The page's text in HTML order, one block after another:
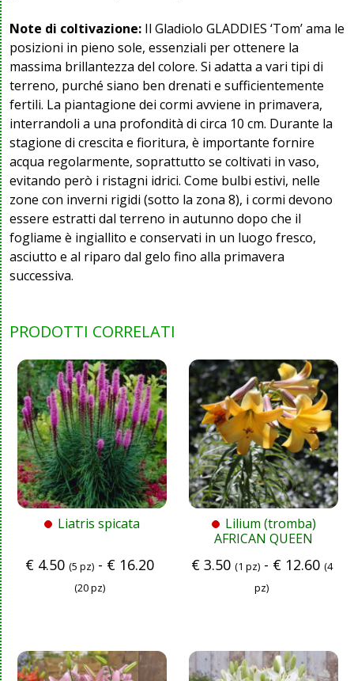
Note di coltivazione: Il Gladiolo GLADDIES ‘Tom’ ama le
posizioni in pieno sole, essenziali per ottenere la
massima brillantezza del colore. Si adatta a vari tipi di
terreno, purché siano ben drenati e sufficientemente
fertili. La piantagione dei cormi avviene in primavera,
interrandoli a una profondità di circa 10 cm. Durante la
stagione di crescita e fioritura, è importante fornire
acqua regolarmente, soprattutto se coltivati in vaso,
evitando però i ristagni idrici. Come bulbi estivi, nelle
zone con inverni rigidi (sotto la zona 8), i cormi devono
essere estratti dal terreno in autunno dopo che il
fogliame è ingiallito e conservati in un luogo fresco,
asciutto e al riparo dal gelo fino alla primavera
successiva.
PRODOTTI CORRELATI
Liatris spicata
€ 4.50 (5 pz) - € 16.20
(20 pz)
Lilium (tromba)
AFRICAN QUEEN
€3.50 (1 pz)- €12.60 (4
pz)